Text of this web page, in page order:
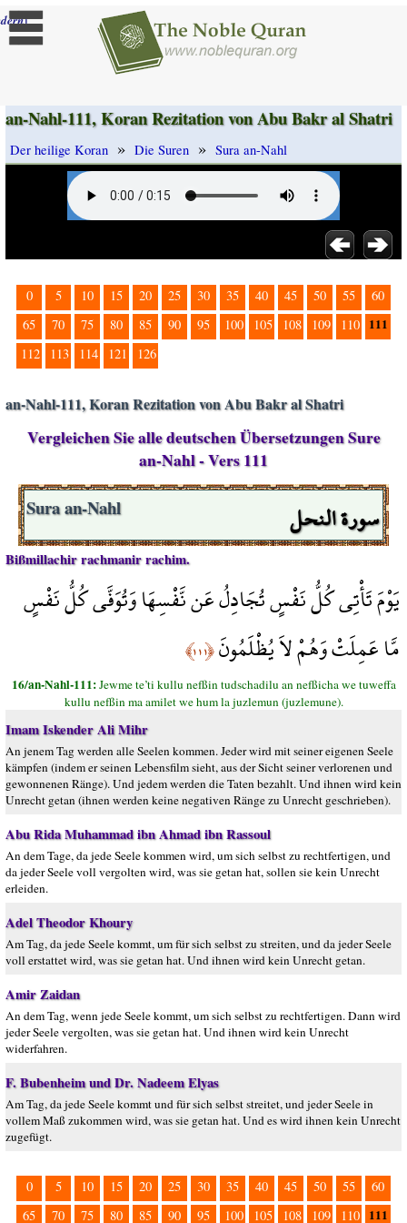
]
an-Nahl-111, Koran Rezitation von Abu Bakr al Shatri
Der heilige Koran » Die Suren » Sura an-Nahl
0 5 10 15 20 25 30 35 40 45 50 55
60
65
70 75 80 85 90 95 100 105 108 109 110 111
112 113 114 121 126
an-Nahl-111, Koran Rezitation von Abu Bakr al Shatri
Vergleichen Sie alle deutschen Übersetzungen Sure
an-Nahl - Vers 111
سورة النحل Sura an-Nahl
Bißmillachir rachmanir rachim.
يَوْمَ تَأْتِي كُلُّ نَفْسٍ تُجَادِلُ عَن نَّفْسِهَا وَتُوَفَّى كُلُّ نَفْسٍ
مَّا عَمِلَتْ وَهُمْ لاَ يُظْلَمُونَ﴿١١١﴾
16/an-Nahl-111:Jewme te’ti kullu nefßin tudschadilu an nefßicha we tuweffa
kullu nefßin ma amilet we hum la juzlemun (juzlemune).
Imam Iskender Ali Mihr
An jenem Tag werden alle Seelen kommen. Jeder wird mit seiner eigenen Seele
kämpfen (indem er seinen Lebensfilm sieht, aus der Sicht seiner verlorenen und
gewonnenen Ränge). Und jedem werden die Taten bezahlt. Und ihnen wird kein
Unrecht getan (ihnen werden keine negativen Ränge zu Unrecht geschrieben).
Abu Rida Muhammad ibn Ahmad ibn Rassoul
An dem Tage, da jede Seele kommen wird, um sich selbst zu rechtfertigen, und
da jeder Seele voll vergolten wird, was sie getan hat, sollen sie kein Unrecht
erleiden.
Adel Theodor Khoury
Am Tag, da jede Seele kommt, um für sich selbst zu streiten, und da jeder Seele
voll erstattet wird, was sie getan hat. Und ihnen wird kein Unrecht getan.
Amir Zaidan
An dem Tag, wenn jede Seele kommt, um sich selbst zu rechtfertigen. Dann wird
jeder Seele vergolten, was sie getan hat. Und ihnen wird kein Unrecht
widerfahren.
F. Bubenheim und Dr. Nadeem Elyas
Am Tag, da jede Seele kommt und für sich selbst streitet, und jeder Seele in
vollem Maß zukommen wird, was sie getan hat. Und es wird ihnen kein Unrecht
zugefügt.
0 5 10 15 20 25 30 35 40 45 50 55
60
65
70 75 80 85 90 95 100 105 108 109 110 111